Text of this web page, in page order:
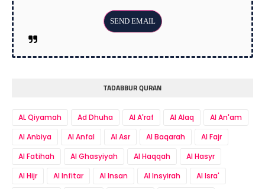
TADABBUR QURAN
AL Qiyamah Ad Dhuha Al A'raf Al Alaq
Al An'am
Al Anbiya
Al Anfal Al Asr Al Baqarah
Al Fajr
Al Fatihah
Al Ghasyiyah Al Haqqah
Al Hasyr
Al Hijr
Al Infitar Al Insan Al Insyirah
Al Isra'